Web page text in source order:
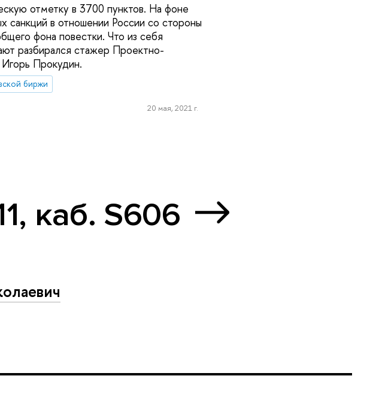
отметку в 3700 пунктов. На фоне
санкций в отношении России со стороны
фона повестки. Что из себя
разбирался стажер Проектно-
Прокудин.
биржи
20 мая, 2021 г.
каб. S606